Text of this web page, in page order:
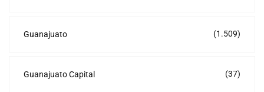
Guanajuato (1.509)
Guanajuato Capital (37)